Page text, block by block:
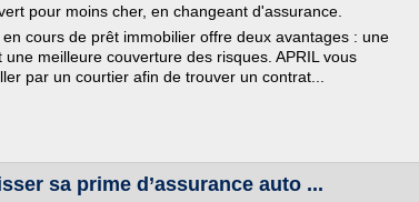
pour moins cher, en changeant d'assurance.
cours de prêt immobilier offre deux avantages : une
meilleure couverture des risques. APRIL vous
par un courtier afin de trouver un contrat...
sa prime d’assurance auto ...